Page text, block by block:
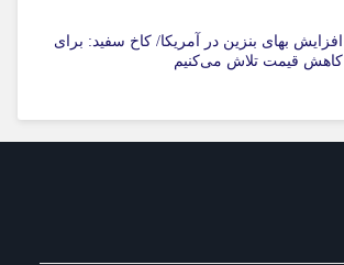
افزایش بهای بنزین در آمریکا/ کاخ سفید: برای
کاهش قیمت تلاش می‌کنیم